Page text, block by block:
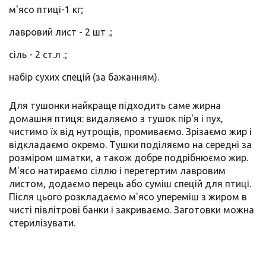
м'ясо птиці-1 кг;
лавровий лист - 2 шт .;
сіль - 2 ст.л .;
набір сухих спецій (за бажанням).
Для тушонки найкраще підходить саме жирна
домашня птиця: видаляємо з тушок пір'я і пух,
чистимо їх від нутрощів, промиваємо. Зрізаємо жир і
відкладаємо окремо. Тушки поділяємо на середні за
розміром шматки, а також добре подрібнюємо жир.
М'ясо натираємо сіллю і перетертим лавровим
листом, додаємо перець або суміш спецій для птиці.
Після цього розкладаємо м'ясо упереміш з жиром в
чисті півлітрові банки і закриваємо. Заготовки можна
стерилізувати.